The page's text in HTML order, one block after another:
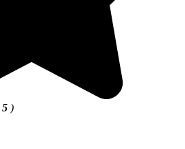
5 )